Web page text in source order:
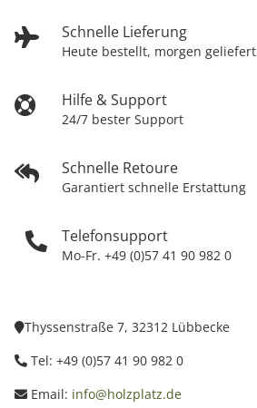
Schnelle Lieferung
Heute bestellt, morgen geliefert
Hilfe & Support
24/7 bester Support
Schnelle Retoure
Garantiert schnelle Erstattung
Telefonsupport
Mo-Fr. +49 (0)57 41 90 982 0
Thyssenstraße 7, 32312 Lübbecke
Tel: +49 (0)57 41 90 982 0
Email: info@holzplatz.de